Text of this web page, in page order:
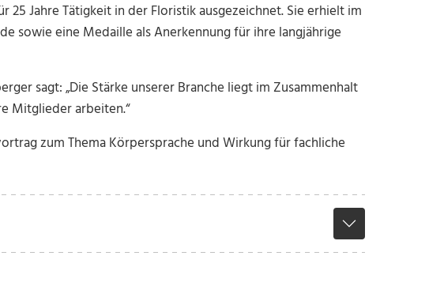
25 Jahre Tätigkeit in der Floristik ausgezeichnet. Sie erhielt im
sowie eine Medaille als Anerkennung für ihre langjährige
sagt: „Die Stärke unserer Branche liegt im Zusammenhalt
Mitglieder arbeiten.“
zum Thema Körpersprache und Wirkung für fachliche